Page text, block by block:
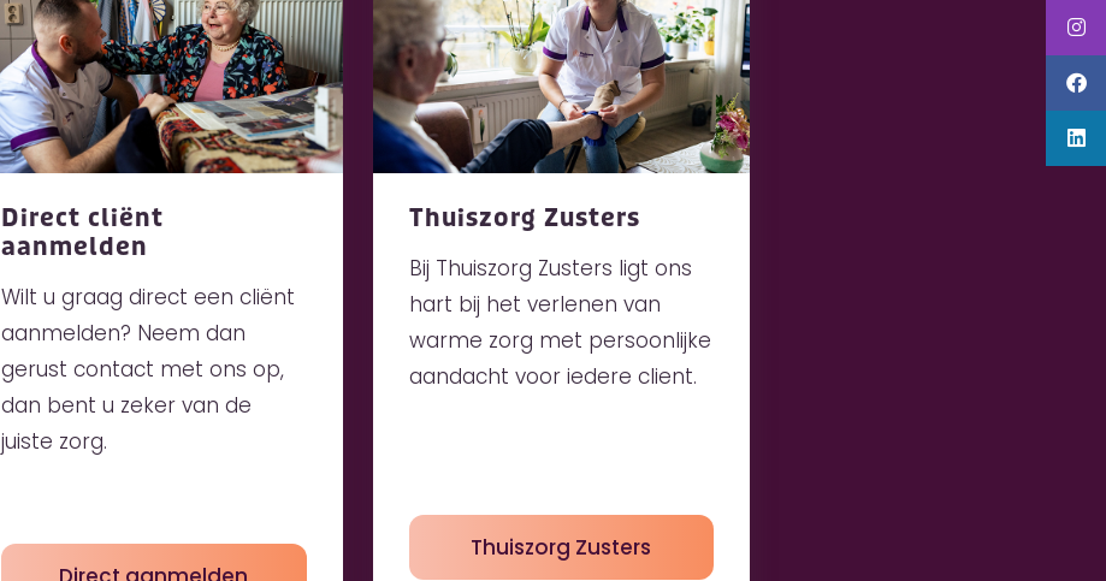
Direct cliënt
aanmelden
Wilt u graag direct een cliënt
aanmelden? Neem dan
gerust contact met ons op,
dan bent u zeker van de
juiste zorg.
Thuiszorg Zusters
Bij Thuiszorg Zusters ligt ons
hart bij het verlenen van
warme zorg met persoonlijke
aandacht voor iedere client.
Thuiszorg Zusters